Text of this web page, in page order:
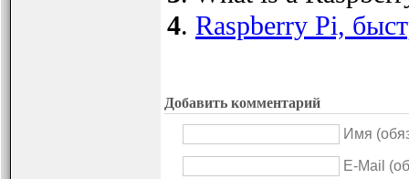
4. Raspberry Pi,
Добавить комментарий
Имя
E-Mail